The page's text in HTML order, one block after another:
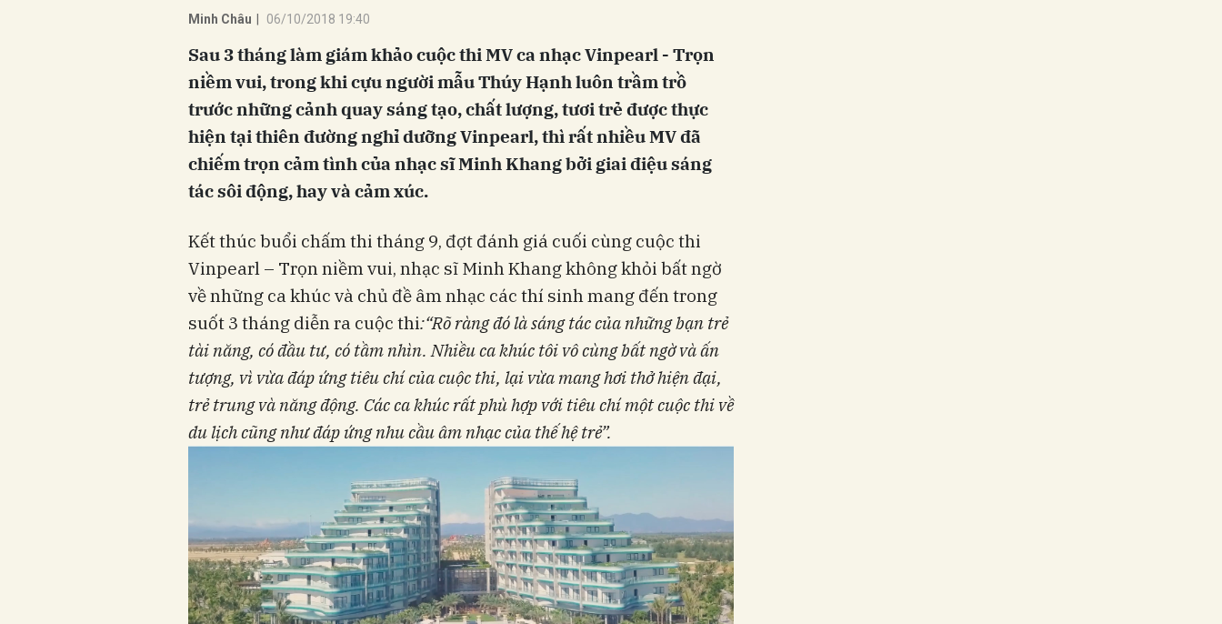
Minh Châu 06/10/2018 19:40
Sau 3 tháng làm giám khảo cuộc thi MV ca nhạc Vinpearl - Trọn
niềm vui, trong khi cựu người mẫu Thúy Hạnh luôn trầm trồ
trước những cảnh quay sáng tạo, chất lượng, tươi trẻ được thực
hiện tại thiên đường nghỉ dưỡng Vinpearl, thì rất nhiều MV đã
chiếm trọn cảm tình của nhạc sĩ Minh Khang bởi giai điệu sáng
tác sôi động, hay và cảm xúc.
Kết thúc buổi chấm thi tháng 9, đợt đánh giá cuối cùng cuộc thi
Vinpearl – Trọn niềm vui, nhạc sĩ Minh Khang không khỏi bất ngờ
về những ca khúc và chủ đề âm nhạc các thí sinh mang đến trong
suốt 3 tháng diễn ra cuộc thi:“Rõ ràng đó làsáng tác củanhững bạn trẻ
tài năng, có đầu tư, có tầm nhìn.Nhiều cakhúc tôi vô cùng bất ngờ và ấn
tượng, vì vừa đáp ứng tiêu chí của cuộc thi, lại vừa mang hơi thở hiện đại,
trẻ trung và năng động. Các ca khúc rất phù hợp với tiêu chí một cuộc thi về
du lịch cũng như đáp ứng nhu cầu âm nhạc của thế hệ trẻ”.